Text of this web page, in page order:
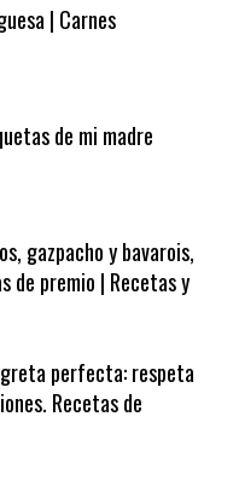
| Carnes
de mi madre
gazpacho y bavarois,
de premio | Recetas y
perfecta: respeta
Recetas de